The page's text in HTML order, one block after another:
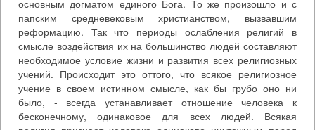
основным догматом единого Бога. То же произошло и с
папским средневековым христианством, вызвавшим
реформацию. Так что периоды ослабления религий в
смысле воздействия их на большинство людей составляют
необходимое условие жизни и развития всех религиозных
учений. Происходит это оттого, что всякое религиозное
учение в своем истинном смысле, как бы грубо оно ни
было, - всегда устанавливает отношение человека к
бесконечному, одинаковое для всех людей. Всякая